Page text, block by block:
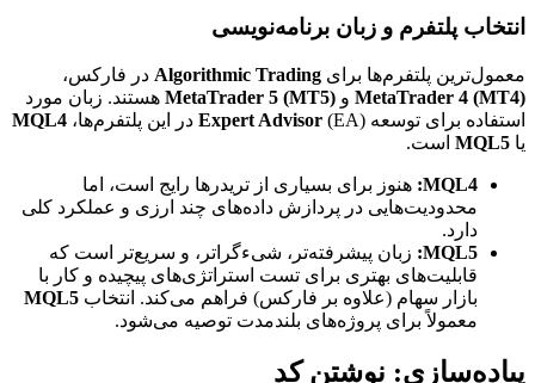
انتخاب پلتفرم و زبان برنامه‌نویسی
معمول‌ترین پلتفرم‌ها برای Algorithmic Trading در فارکس،
MetaTrader 4 (MT4) و MetaTrader 5 (MT5) هستند. زبان مورد
استفاده برای توسعه
Expert Advisor (EA) در این پلتفرم‌ها،
MQL4
یا MQL5 است.
MQL4: هنوز برای بسیاری از تریدرها رایج است، اما
محدودیت‌هایی در پردازش داده‌های چند ارزی و عملکرد کلی
دارد.
MQL5: زبان پیشرفته‌تر، شیءگرا‌تر، و سریع‌تر است که
قابلیت‌های بهتری برای تست استراتژی‌های پیچیده و کار با
بازار سهام (علاوه بر فارکس) فراهم می‌کند. انتخاب MQL5
معمولاً برای پروژه‌های بلندمدت توصیه می‌شود.
پیاده‌سازی: نوشتن کد